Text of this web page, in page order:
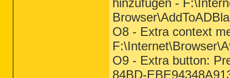
hinzufügen -
O8 - Extra context
O9 - Extra button:
84BD-